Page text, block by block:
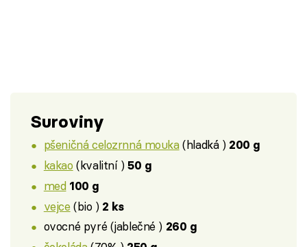
Suroviny
pšeničná celozrnná mouka(hladká ) 200 g
kakao (kvalitní )50 g
med 100 g
vejce (bio ) 2 ks
ovocné pyré (jablečné ) 260 g